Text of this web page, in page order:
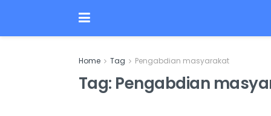
Home Tag Pengabdian masyarakat
Tag: Pengabdian